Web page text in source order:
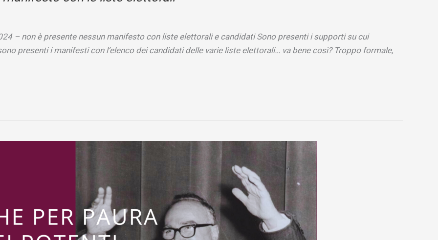
– non è presente nessun manifesto con liste elettorali e candidati Sono presenti i supporti su cui
presenti i manifesti con l’elenco dei candidati delle varie liste elettorali… va bene così? Troppo formale,